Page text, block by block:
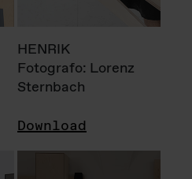
HENRIK
Fotografo: Lorenz
Sternbach
Download